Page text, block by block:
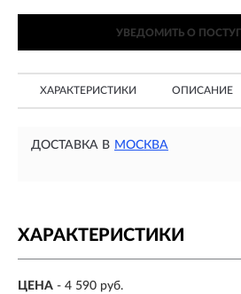
УВЕДОМИТЬ О
ХАРАКТЕРИСТИКИ ОПИСАНИЕ
ДОСТАВКА В МОСКВА
ХАРАКТЕРИСТИКИ
ЦЕНА - 4 590 руб.